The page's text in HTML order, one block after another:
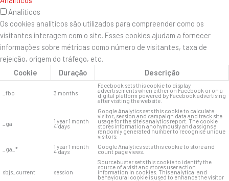
Analíticos
Os cookies analíticos são utilizados para compreender como os
visitantes interagem com o site. Esses cookies ajudam a fornecer
informações sobre métricas como número de visitantes, taxa de
rejeição, origem do tráfego, etc.
Cookie
Duração Descrição
_fbp 3 months
Facebook sets this cookie to display
advertisements when either on Facebook or on a
digital platform powered by Facebook advertising
after visiting the website.
_ga 1 year 1 month
4 days
Google Analytics sets this cookie to calculate
visitor, session and campaign data and track site
usage for the site's analytics report. The cookie
stores information anonymously and assigns a
randomly generated number to recognise unique
visitors.
_ga_*
1 year 1 month
4 days
Google Analytics sets this cookie to store and
count page views.
sbjs_current session
Sourcebuster sets this cookie to identify the
source of a visit and stores user action
information in cookies. This analytical and
behavioural cookie is used to enhance the visitor